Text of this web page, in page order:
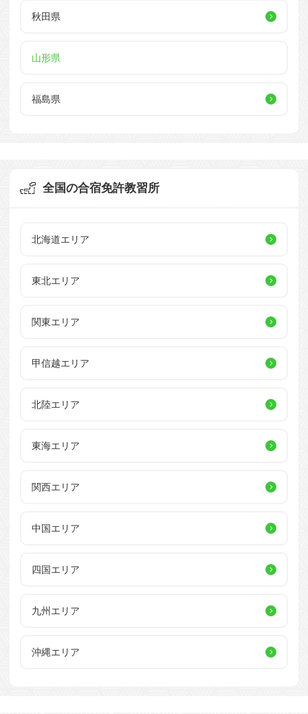
秋田県
山形県
福島県
全国の合宿免許教習所
北海道エリア
東北エリア
関東エリア
甲信越エリア
北陸エリア
東海エリア
関西エリア
中国エリア
四国エリア
九州エリア
沖縄エリア